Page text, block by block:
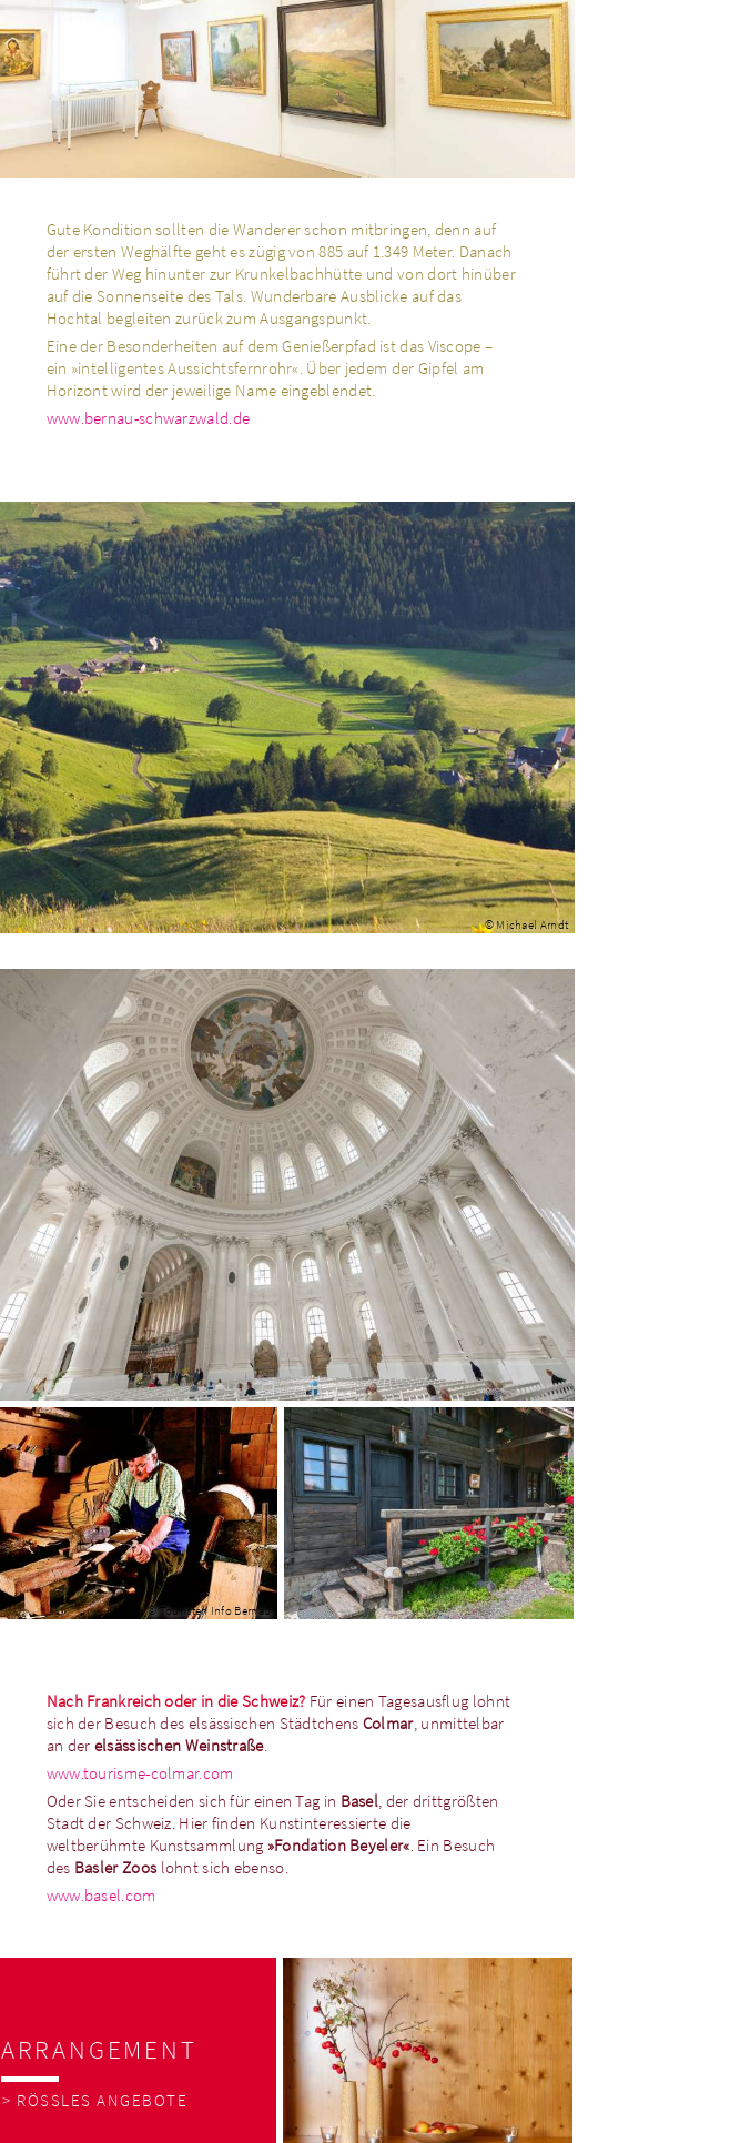
Gute Kondition sollten die Wanderer schon mitbringen, denn auf
der ersten Weghälfte geht es zügig von 885 auf 1.349 Meter. Danach
führt der Weg hinunter zur Krunkelbachhütte und von dort hinüber
auf die Sonnenseite des Tals. Wunderbare Ausblicke auf das
Hochtal begleiten zurück zum Ausgangspunkt.
Eine der Besonderheiten auf dem Genießerpfad ist das Viscope –
ein »intelligentes Aussichtsfernrohr«. Über jedem der Gipfel am
Horizont wird der jeweilige Name eingeblendet.
www.bernau-schwarzwald.de
© Michael Arndt
© Touristen Info Bernau
Nach Frankreich oder in die Schweiz? Für einen Tagesausflug lohnt
sich der Besuch des elsässischen Städtchens Colmar, unmittelbar
an der elsässischen Weinstraße.
www.tourisme-colmar.com
Oder Sie entscheiden sich für einen Tag in Basel, der drittgrößten
Stadt der Schweiz. Hier finden Kunstinteressierte die
weltberühmte Kunstsammlung »Fondation Beyeler«. Ein Besuch
des Basler Zoos lohnt sich ebenso.
www.basel.com
ARRANGEMENT
> RÖSSLES ANGEBOTE